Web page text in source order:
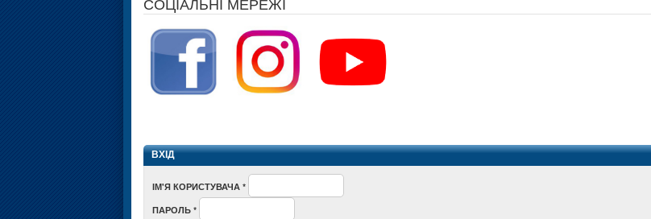
ВХІД
ІМ'Я КОРИСТУВАЧА *
ПАРОЛЬ *